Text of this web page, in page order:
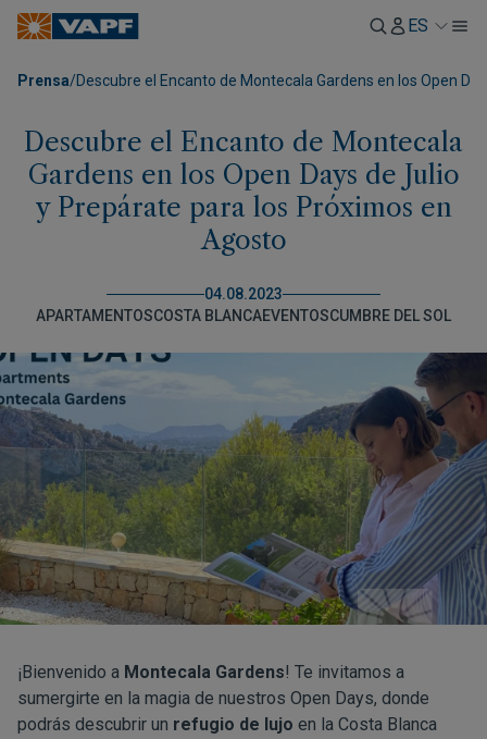
ES
Prensa/Descubre el Encanto de Montecala Gardens en los Open
Descubre el Encanto de Montecala
Gardens en los Open Days de Julio
y Prepárate para los Próximos en
Agosto
04.08.2023
APARTAMENTOSCOSTA BLANCAEVENTOSCUMBRE DEL SOL
¡Bienvenido a Montecala Gardens! Te invitamos a
sumergirte en la magia de nuestros Open Days, donde
podrás descubrir un refugio de lujo en la Costa Blanca